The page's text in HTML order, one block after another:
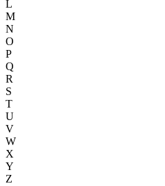
L
M
N
O
P
Q
R
S
T
U
V
W
X
Y
Z